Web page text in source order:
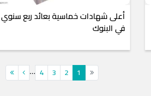
أعلى شهادات خماسية بعائد ربع سنوي
في البنوك
1
2
3
4
...